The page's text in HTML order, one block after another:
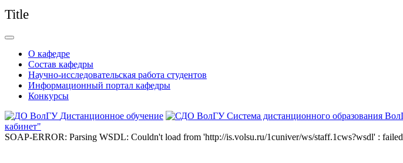
Title
О кафедре
Состав кафедры
Научно-исследовательская работа студентов
Информационный портал кафедры
Конкурсы
Дистанционное обучение
Система дистанционного образования
кабинет"
SOAP-ERROR: Parsing WSDL: Couldn't load from 'http://is.volsu.ru/1cuniver/ws/staff.1cws?wsdl' :